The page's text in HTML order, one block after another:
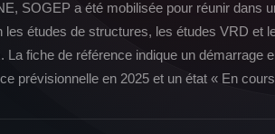
SOGEP a été mobilisée pour réunir dans
les études de structures, les études VRD et
La fiche de référence indique un démarrage
prévisionnelle en 2025 et un état « En